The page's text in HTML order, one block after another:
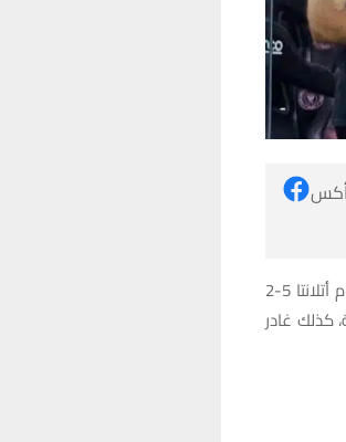
أكس
وقد غاب ميسي عن مباراة إنتر ميامي السابقة السبت الماضي، التي خسرها فريقه أمام أتلانتا 5-2
كذلك غادر